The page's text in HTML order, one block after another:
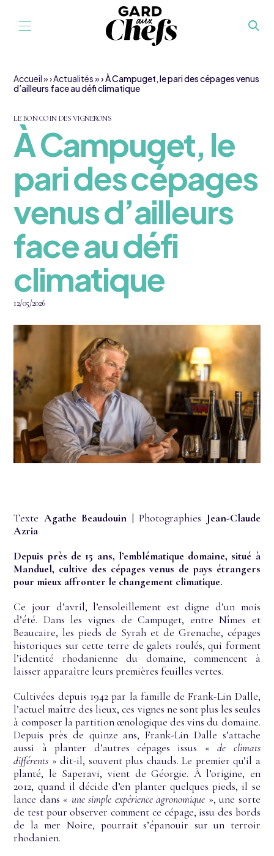
Accueil» Actualités» À Campuget, le pari des cépages venus
d’ailleurs face au défi climatique
LE BON COIN DES VIGNERONS
À Campuget, le
pari des cépages
venus d’ailleurs
face au défi
climatique
12/05/2026
Texte Agathe Beaudouin | Photographies Jean-Claude
Azria
Depuis près de 15 ans, l’emblématique domaine, situé à
Manduel, cultive des cépages venus de pays étrangers
pour mieux affronter le changement climatique.
Ce jour d’avril, l’ensoleillement est digne d’un mois
d’été. Dans les vignes de Campuget, entre Nîmes et
Beaucaire, les pieds de Syrah et de Grenache, cépages
historiques sur cette terre de galets roulés, qui forment
l’identité rhodanienne du domaine, commencent à
laisser apparaître leurs premières feuilles vertes.
Cultivées depuis 1942 par la famille de Frank-Lin Dalle,
l’actuel maître des lieux, ces vignes ne sont plus les seules
à composer la partition œnologique des vins du domaine.
Depuis près de quinze ans, Frank-Lin Dalle s’attache
aussi à planter d’autres cépages issus «de climats
différents » dit-il, souvent plus chauds. Le premier qu’il a
planté, le Saperavi, vient de Géorgie. À l’origine, en
2012, quand il décide d’en planter quelques pieds, il se
lance dans « une simple expérience agronomique », une sorte
de test pour observer comment ce cépage, issu des bords
de la mer Noire, pourrait s’épanouir sur un terroir
rhodanien.